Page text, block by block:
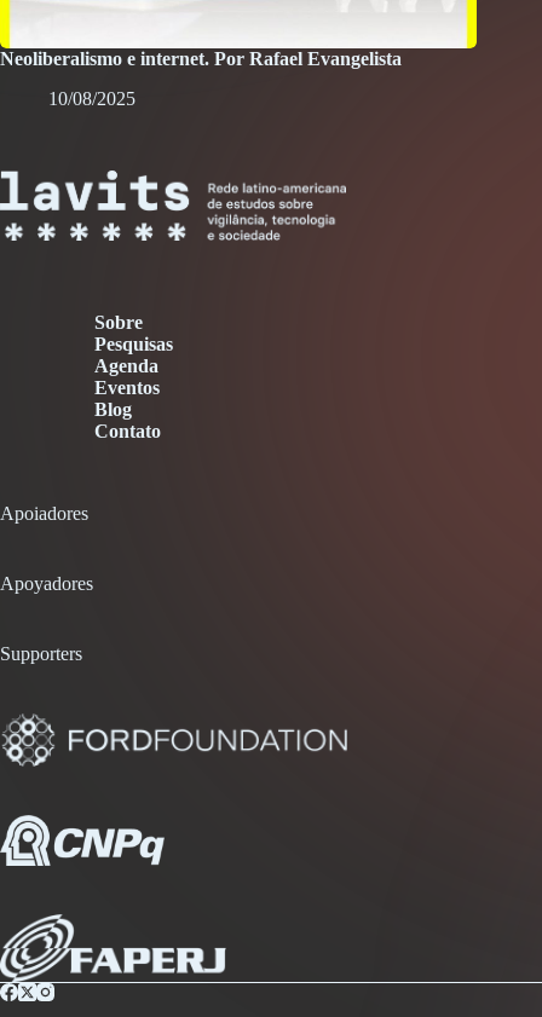
Neoliberalismo e internet. Por Rafael Evangelista
10/08/2025
Sobre
Pesquisas
Agenda
Eventos
Blog
Contato
Apoiadores
Apoyadores
Supporters